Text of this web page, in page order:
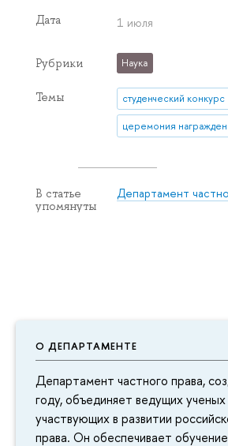
О ДЕПАРТАМЕНТЕ
Департамент частного права,
году, объединяет ведущих ученых
участвующих в развитии
права. Он обеспечивает
Дата 1 июля
Рубрики Наука
Темы студенческий конкурс
церемония
В статье
упомянуты
Департамент